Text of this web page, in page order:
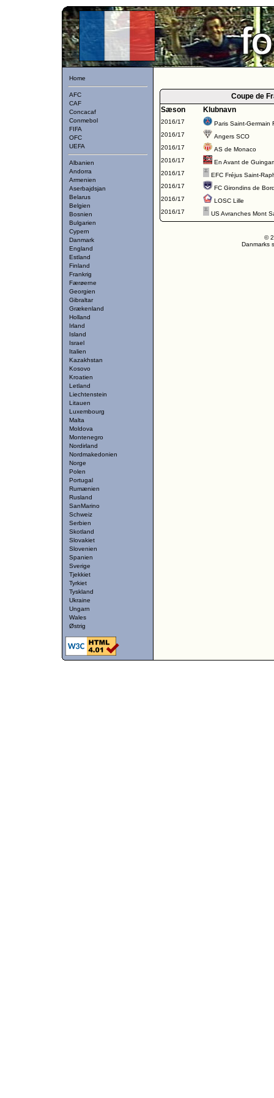
Home
AFC
CAF
Concacaf
Conmebol
FIFA
OFC
UEFA
Albanien
Andorra
Armenien
Aserbajdsjan
Belarus
Belgien
Bosnien
Bulgarien
Cypern
Danmark
England
Estland
Finland
Frankrig
Færøerne
Georgien
Gibraltar
Grækenland
Holland
Irland
Island
Israel
Italien
Kazakhstan
Kosovo
Kroatien
Letland
Liechtenstein
Litauen
Luxembourg
Malta
Moldova
Montenegro
Nordirland
Nordmakedonien
Norge
Polen
Portugal
Rumænien
Rusland
SanMarino
Schweiz
Serbien
Skotland
Slovakiet
Slovenien
Spanien
Sverige
Tjekkiet
Tyrkiet
Tyskland
Ukraine
Ungarn
Wales
Østrig
Coupe de
Sæson
Klubnavn
2016/17
Paris Saint-Germain
2016/17
Angers SCO
2016/17
AS de Monaco
2016/17
En Avant de
2016/17
EFC Fréjus Saint-
2016/17
FC Girondins de
2016/17
LOSC Lille
2016/17
US Avranches Mont
©
Danmarks